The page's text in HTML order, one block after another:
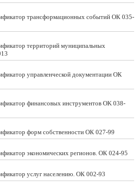
трансформационных событий ОК 035-
территорий муниципальных
управленческой документации ОК
финансовых инструментов OK 038-
форм собственности ОК 027-99
экономических регионов. ОК 024-95
услуг населению. ОК 002-93